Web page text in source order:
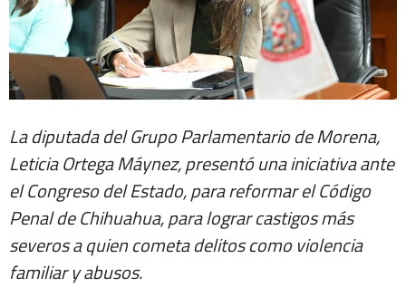
La diputada del Grupo Parlamentario de Morena,
Leticia Ortega Máynez, presentó una iniciativa ante
el Congreso del Estado, para reformar el Código
Penal de Chihuahua, para lograr castigos más
severos a quien cometa delitos como violencia
familiar y abusos.